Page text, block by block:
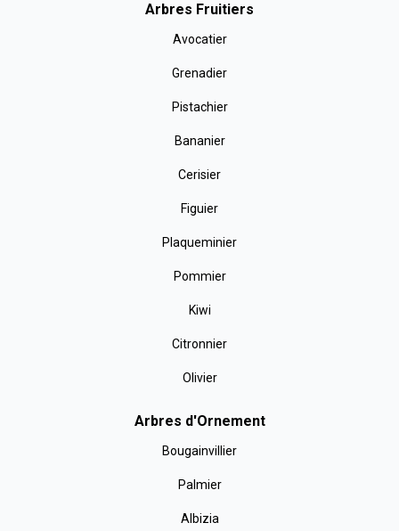
Arbres Fruitiers
Avocatier
Grenadier
Pistachier
Bananier
Cerisier
Figuier
Plaqueminier
Pommier
Kiwi
Citronnier
Olivier
Arbres d'Ornement
Bougainvillier
Palmier
Albizia